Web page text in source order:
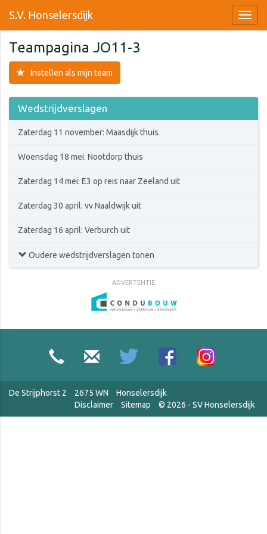
S.V. Honselersdijk
Teampagina JO11-3
Instellen als mijn team
Wedstrijdverslagen
Zaterdag 11 november: Maasdijk thuis
Woensdag 18 mei: Nootdorp thuis
Zaterdag 14 mei: E3 op reis naar Zeeland uit
Zaterdag 30 april: vv Naaldwijk uit
Zaterdag 16 april: Verburch uit
Oudere wedstrijdverslagen tonen
ADVERTENTIE
De Strijphorst 2 2675 WN
Honselersdijk
Disclaimer
Sitemap © 2026 - SV Honselersdijk